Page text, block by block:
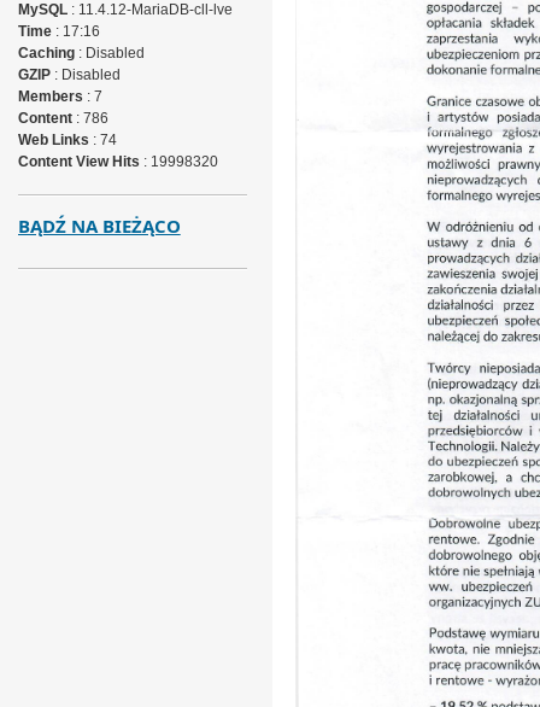
MySQL: 11.4.12-MariaDB-cll-lve
Time: 17:16
Caching: Disabled
GZIP: Disabled
Members : 7
Content: 786
Web Links : 74
Content View Hits : 19998320
BĄDŹ NA BIEŻĄCO